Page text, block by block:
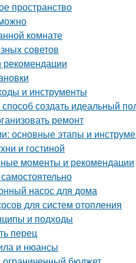
пространство
комнате
советов
и инструменты
создать идеальный
ремонт
основные этапы и
и гостиной
моменты и рекомендации
насос для дома
для систем отопления
и подходы
перец
и нюансы